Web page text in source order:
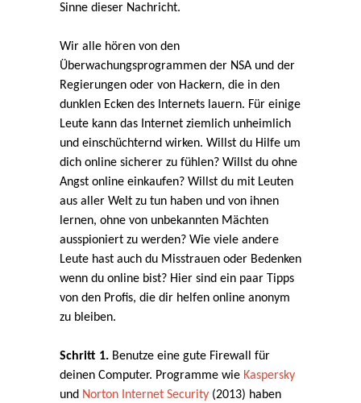
Sinne dieser Nachricht.
Wir alle hören von den
Überwachungsprogrammen der NSA und der
Regierungen oder von Hackern, die in den
dunklen Ecken des Internets lauern. Für einige
Leute kann das Internet ziemlich unheimlich
und einschüchternd wirken. Willst du Hilfe um
dich online sicherer zu fühlen? Willst du ohne
Angst online einkaufen? Willst du mit Leuten
aus aller Welt zu tun haben und von ihnen
lernen, ohne von unbekannten Mächten
ausspioniert zu werden? Wie viele andere
Leute hast auch du Misstrauen oder Bedenken
wenn du online bist? Hier sind ein paar Tipps
von den Profis, die dir helfen online anonym
zu bleiben.
Schritt 1. Benutze eine gute Firewall für
deinen Computer. Programme wie Kaspersky
und Norton Internet Security (2013) haben